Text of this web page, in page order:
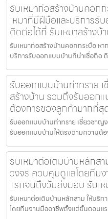
รับเหมาก่อสร้างบ้านคอก
เหมาที่มีฝีมือและบริการรั
ติดต่อได้ที่ รับเหมาสร้างบ้
รับเหมาก่อสร้างบ้านคอกกระบือ ห
บริการรับออกแบบบ้านที่น่าเชื่อถือ
รับออกแบบบ้านท่าทราย
สร้างบ้าน รวมถึงรับออก
ต้องการของลูกค้ามากที่สุ
รับออกแบบบ้านท่าทราย เชี่ยวชาญ
รับออกแบบบ้านให้ตรงตามความต้
รับเหมาต่อเติมบ้านหลักส
วงจร ควบคุมดูแลโดยทีม
แรกจนถึงวันส่งมอบ รับเ
รับเหมาต่อเติมบ้านหลักสาม ให้บริ
โดยทีมงานมืออาชีพตั้งแต่ขั้นตอนแ